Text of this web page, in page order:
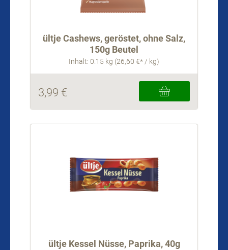
ültje Cashews, geröstet, ohne Salz,
150g Beutel
Inhalt: 0.15 kg (26,60 €* / kg)
3,99 €
ültje Kessel Nüsse, Paprika, 40g